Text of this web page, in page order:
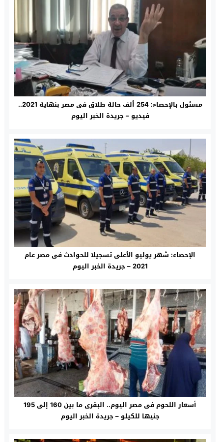
مسئول بالإحصاء: 254 ألف حالة طلاق فى مصر بنهاية 2021..
فيديو – جريدة الخبر اليوم
الإحصاء: شهر يوليو الأعلى تسجيلا للحوادث فى مصر عام
2021 – جريدة الخبر اليوم
أسعار اللحوم فى مصر اليوم.. البقرى ما بين 160 إلى 195
جنيها للكيلو – جريدة الخبر اليوم